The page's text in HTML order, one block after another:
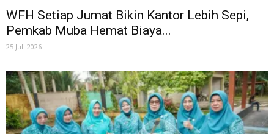
WFH Setiap Jumat Bikin Kantor Lebih Sepi,
Pemkab Muba Hemat Biaya...
25 Juli 2026